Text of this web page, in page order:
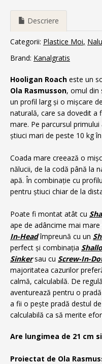
Descriere
Categorii: Plastice Moi
Brand: Kanalgratis
Hooligan Roach este un
Ola Rasmusson, omul din
un profil larg și o mișcare
naturală, care sa dovedit a
mare. Pe parcursul
știuci mari de peste 10 kg
Coada mare creează o
nălucii, de la codă până la
apă. În combinație cu
pentru știuci chiar de la
Poate fi montat atât cu
ape de adâncime mai
In-Head împreună cu un
perfect și combinația
Sinkersau cu Screw-In-
majoritatea cazurilor
calmă, calculabilă. De
aventurează pentru o
a fii o pește pradă destul
calculabilă ca să merite
Are lungimea de 21 cm
Proiectat de Ola